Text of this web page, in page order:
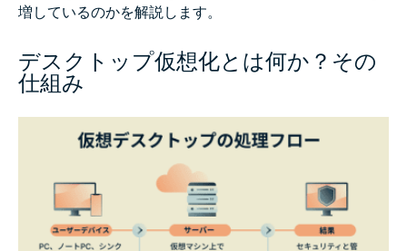
増しているのかを解説します。
デスクトップ仮想化とは何か？その
仕組み